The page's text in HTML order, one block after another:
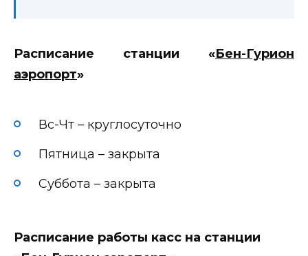
Расписание станции «Бен-Гурион
аэропорт»
Вс-Чт – круглосуточно
Пятница – закрыта
Суббота – закрыта
Расписание работы касс на станции